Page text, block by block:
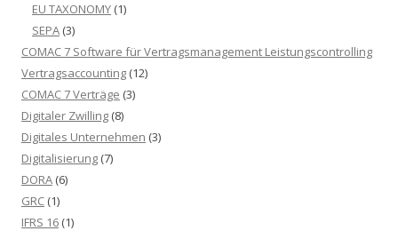
EU TAXONOMY (1)
SEPA (3)
COMAC 7 Software für Vertragsmanagement Leistungscontrolling
Vertragsaccounting (12)
COMAC 7 Verträge (3)
Digitaler Zwilling (8)
Digitales Unternehmen (3)
Digitalisierung (7)
DORA (6)
GRC (1)
IFRS 16 (1)